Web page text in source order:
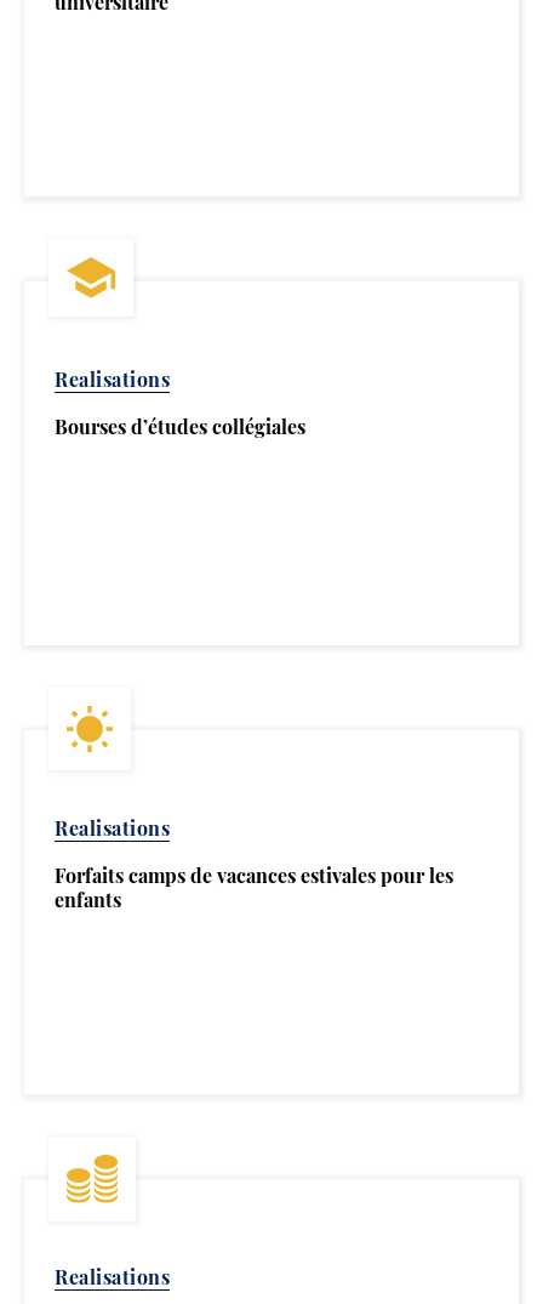
universitaire
Realisations
Bourses d’études collégiales
Realisations
Forfaits camps de vacances estivales pour les
enfants
Realisations